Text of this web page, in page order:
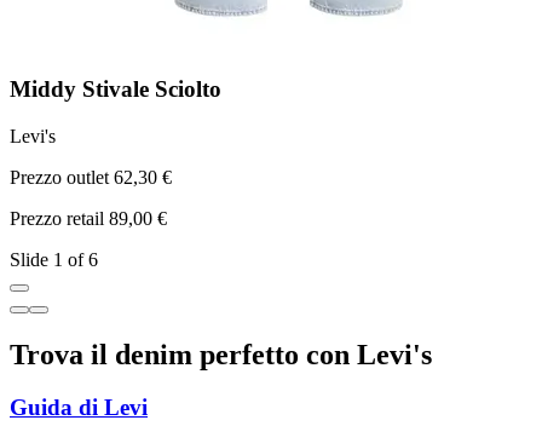
Middy Stivale Sciolto
Levi's
Prezzo outlet 62,30 €
Prezzo retail 89,00 €
Slide 1 of 6
Trova il denim perfetto con Levi's
Guida di Levi